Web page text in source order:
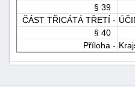
§ 39
ČÁST TŘICÁTÁ TŘETÍ -
§ 40
Příloha -